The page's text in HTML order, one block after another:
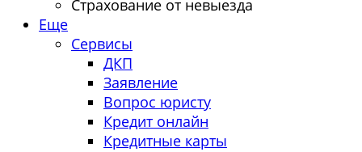
Страхование от невыезда
Еще
Сервисы
ДКП
Заявление
Вопрос юристу
Кредит онлайн
Кредитные карты